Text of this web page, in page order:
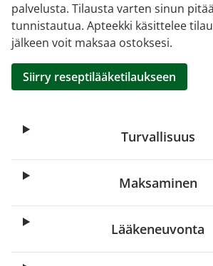
palvelusta. Tilausta varten sinun
tunnistautua. Apteekki käsittelee
jälkeen voit maksaa ostoksesi.
Siirry reseptilääketilaukseen
Turvallisuus
Maksaminen
Lääkeneuvonta